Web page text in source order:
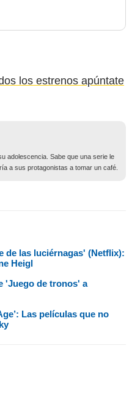
los estrenos apúntate
adolescencia. Sabe que una serie le
a sus protagonistas a tomar un café.
de las luciérnagas' (Netflix):
Heigl
'Juego de tronos' a
Las películas que no